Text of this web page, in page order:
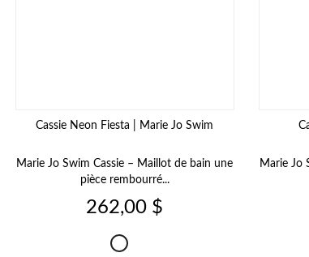
Cassie Neon Fiesta | Marie Jo Swim
Marie Jo Swim Cassie – Maillot de bain une
pièce rembourré...
Prix
262,00 $
Cassie
Marie Jo